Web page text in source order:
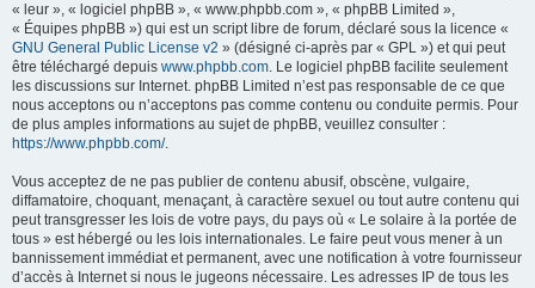
« leur », « logiciel phpBB », « www.phpbb.com », « phpBB Limited »,
« Équipes phpBB ») qui est un script libre de forum, déclaré sous la licence «
GNU General Public License v2 » (désigné ci-après par « GPL ») et qui peut
être téléchargé depuis www.phpbb.com. Le logiciel phpBB facilite seulement
les discussions sur Internet. phpBB Limited n’est pas responsable de ce que
nous acceptons ou n’acceptons pas comme contenu ou conduite permis. Pour
de plus amples informations au sujet de phpBB, veuillez consulter :
https://www.phpbb.com/.
Vous acceptez de ne pas publier de contenu abusif, obscène, vulgaire,
diffamatoire, choquant, menaçant, à caractère sexuel ou tout autre contenu qui
peut transgresser les lois de votre pays, du pays où « Le solaire à la portée de
tous » est hébergé ou les lois internationales. Le faire peut vous mener à un
bannissement immédiat et permanent, avec une notification à votre fournisseur
d’accès à Internet si nous le jugeons nécessaire. Les adresses IP de tous les